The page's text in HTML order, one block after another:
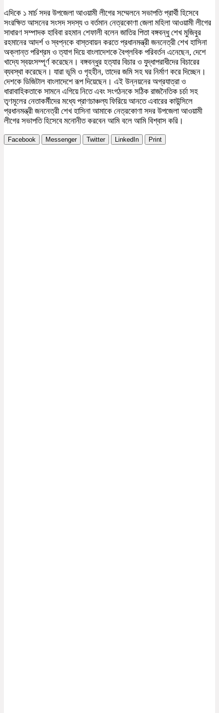
এদিকে ১ মার্চ সদর উপজেলা আওয়ামী লীগের সম্মেলনে সভাপতি প্রার্থী হিসেবে
সংরক্ষিত আসনের সংসদ সদস্য ও বর্তমান নেত্রকোণা জেলা মহিলা আওয়ামী লীগের
সাধারণ সম্পাদক হাবিবা রহমান শেফালী বলেন জাতির পিতা বঙ্গবন্ধু শেখ মুজিবুর
রহমানের আদর্শ ও স্বপ্নকে বাস্তবায়ন করতে প্রধানমন্ত্রী জননেত্রী শেখ হাসিনা
অক্লান্ত পরিশ্রম ও ত্যাগ দিয়ে বাংলাদেশকে বৈপ্লবিক পরিবর্তন এনেছেন, দেশে
খাদ্যে স্বয়ংসম্পূর্ণ করেছেন। বঙ্গবন্ধুর হত্যার বিচার ও যুদ্ধাপরাধীদের বিচারের
ব্যবস্থা করেছেন। যারা ভূমি ও গৃহহীন, তাদের জমি সহ ঘর নির্মাণ করে দিচ্ছেন।
দেশকে ডিজিটাল বাংলাদেশে রূপ দিয়েছেন। এই উন্নয়নের অগ্রযাত্রা ও
ধারাবাহিকতাকে সামনে এগিয়ে নিতে এবং সংগঠনকে সঠিক রাজনৈতিক চর্চা সহ
তৃণমূলের নেতাকর্মীদের মধ্যে প্রাণচাঞ্চল্য ফিরিয়ে আনতে এবারের কাউন্সিলে
প্রধানমন্ত্রী জননেত্রী শেখ হাসিনা আমাকে নেত্রকোণা সদর উপজেলা আওয়ামী
লীগের সভাপতি হিসেবে মনোনীত করবেন আমি বলে আমি বিশ্বাস করি।
Facebook Messenger Twitter LinkedIn Print